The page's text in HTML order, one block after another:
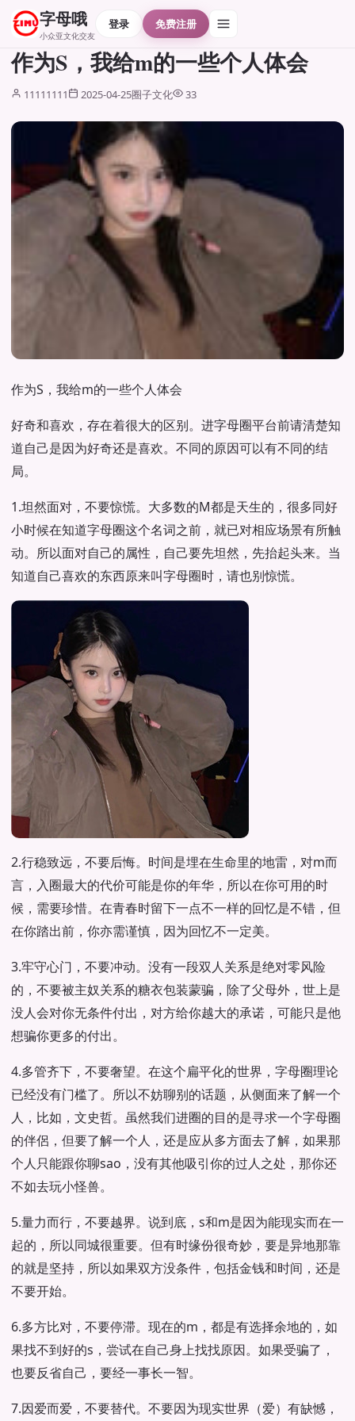
字母哦
小众亚文化交友
登录 免费注册
作为S，我给m的一些个人体会
11111111 2025-04-25圈子文化 33
作为S，我给m的一些个人体会
好奇和喜欢，存在着很大的区别。进字母圈平台前请清楚知
道自己是因为好奇还是喜欢。不同的原因可以有不同的结
局。
1.坦然面对，不要惊慌。大多数的M都是天生的，很多同好
小时候在知道字母圈这个名词之前，就已对相应场景有所触
动。所以面对自己的属性，自己要先坦然，先抬起头来。当
知道自己喜欢的东西原来叫字母圈时，请也别惊慌。
2.行稳致远，不要后悔。时间是埋在生命里的地雷，对m而
言，入圈最大的代价可能是你的年华，所以在你可用的时
候，需要珍惜。在青春时留下一点不一样的回忆是不错，但
在你踏出前，你亦需谨慎，因为回忆不一定美。
3.牢守心门，不要冲动。没有一段双人关系是绝对零风险
的，不要被主奴关系的糖衣包装蒙骗，除了父母外，世上是
没人会对你无条件付出，对方给你越大的承诺，可能只是他
想骗你更多的付出。
4.多管齐下，不要奢望。在这个扁平化的世界，字母圈理论
已经没有门槛了。所以不妨聊别的话题，从侧面来了解一个
人，比如，文史哲。虽然我们进圈的目的是寻求一个字母圈
的伴侶，但要了解一个人，还是应从多方面去了解，如果那
个人只能跟你聊sao，没有其他吸引你的过人之处，那你还
不如去玩小怪兽。
5.量力而行，不要越界。说到底，s和m是因为能现实而在一
起的，所以同城很重要。但有时缘份很奇妙，要是异地那靠
的就是坚持，所以如果双方没条件，包括金钱和时间，还是
不要开始。
6.多方比对，不要停滞。现在的m，都是有选择余地的，如
果找不到好的s，尝试在自己身上找找原因。如果受骗了，
也要反省自己，要经一事长一智。
7.因爱而爱，不要替代。不要因为现实世界（爱）有缺憾，